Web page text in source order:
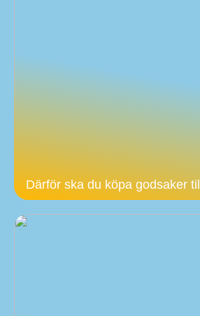
Därför ska du köpa godsaker